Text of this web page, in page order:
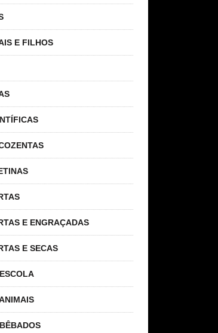
E FILHOS
E ENGRAÇADAS
E SECAS